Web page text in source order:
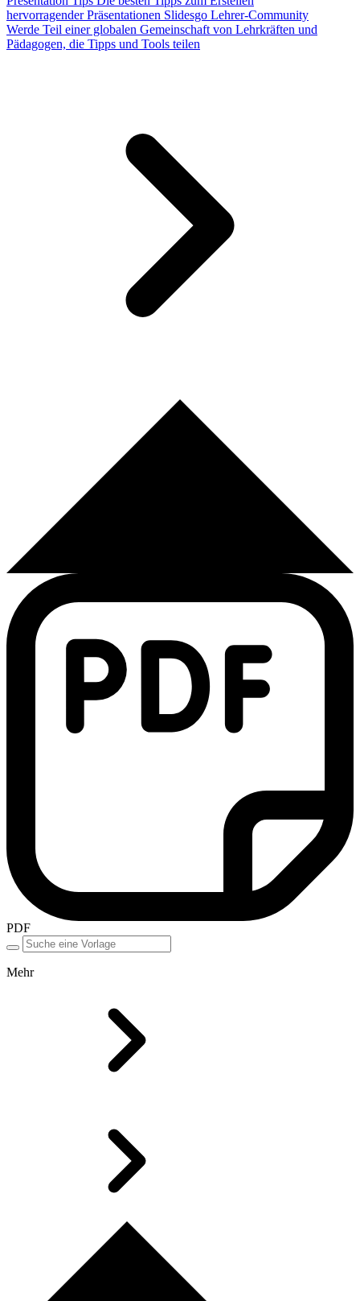
hervorragender Präsentationen Slidesgo Lehrer-Community
Werde Teil einer globalen Gemeinschaft von Lehrkräften und
Pädagogen, die Tipps und Tools teilen
PDF
Mehr